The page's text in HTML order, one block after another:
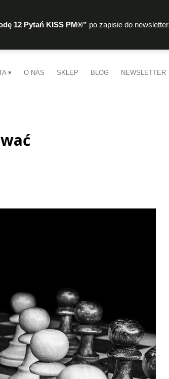
12 Pytań KISS PM®” po zapisie do
O NAS SKLEP BLOG NEWSLETTER